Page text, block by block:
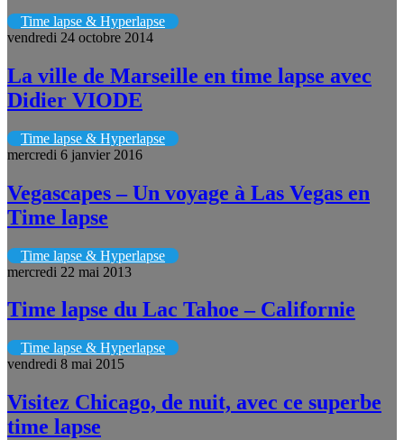
Time lapse & Hyperlapse
vendredi 24 octobre 2014
La ville de Marseille en time lapse avec
Didier VIODE
Time lapse & Hyperlapse
mercredi 6 janvier 2016
Vegascapes – Un voyage à Las Vegas en
Time lapse
Time lapse & Hyperlapse
mercredi 22 mai 2013
Time lapse du Lac Tahoe – Californie
Time lapse & Hyperlapse
vendredi 8 mai 2015
Visitez Chicago, de nuit, avec ce superbe
time lapse